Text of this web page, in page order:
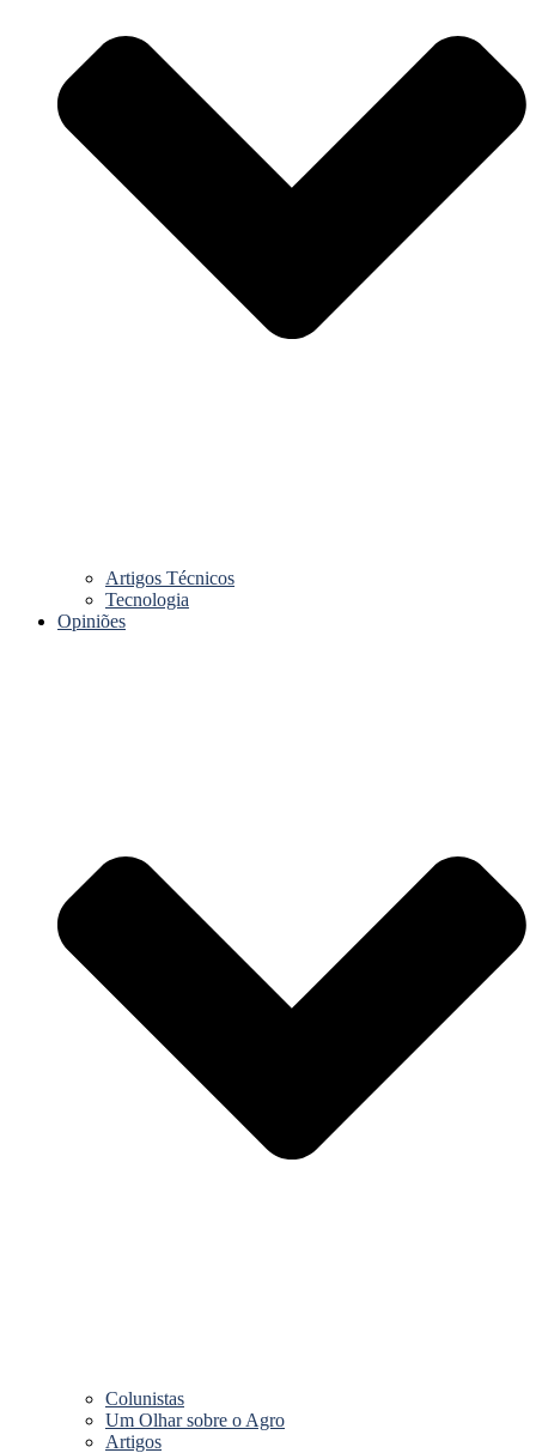
Artigos Técnicos
Tecnologia
Opiniões
Colunistas
Um Olhar sobre o Agro
Artigos